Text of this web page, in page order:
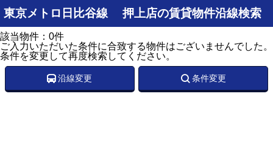
東京メトロ日比谷線 押上店の賃貸物件沿線検索
該当物件：0件
ご入力いただいた条件に合致する物件はございませんでした。
条件を変更して再度検索してください。
沿線変更 条件変更